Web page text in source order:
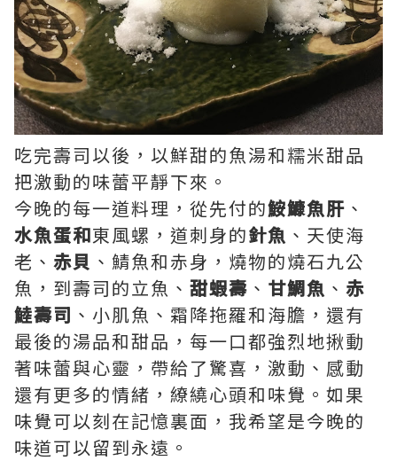
吃完壽司以後，以鮮甜的魚湯和糯米甜品
把激動的味蕾平靜下來。
今晚的每一道料理，從先付的鮟鱇魚肝 、
水魚蛋和東風螺，道刺身的針魚 、天使海
老、 赤貝 、鯖魚和赤身，燒物的燒石九公
魚 ，到壽司的立魚 、 甜蝦壽 、 甘鯛魚 、 赤
鯥壽司 、小肌魚、霜降拖羅和海膽，還有
最後的湯品和甜品，每一口都強烈地揪動
著味蕾與心靈，帶給了驚喜，激動、感動
還有更多的情緒，繚繞心頭和味覺。如果
味覺可以刻在記憶裏面，我希望是今晚的
味道可以留到永遠。